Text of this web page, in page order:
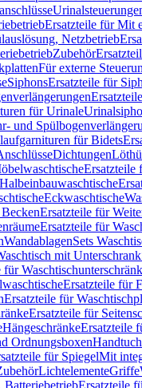
Ersatzteile für Mit
Netzbetrieb
Zubehör
Für externe
SiphonsErsatzteile für
für Urinale
und
für Bidets
Dichtungen
Ersatzteile
Halbeinbauwaschtische
Eckwaschtische
Ersatzteile für
Ersatzteile für
WandablagenSets
mit Unterschrank
für
Ersatzteile für
Ersatzteile für
Ersatzteile für
HängeschränkeErsatzteile
Ordnungsboxen
für SpiegelMit
LichtelementeGriffe
BatteriebetriebErsatzteile